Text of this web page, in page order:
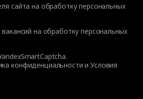
сайта на обработку персональных
вакансий на обработку персональных
конфиденциальности иУсловия